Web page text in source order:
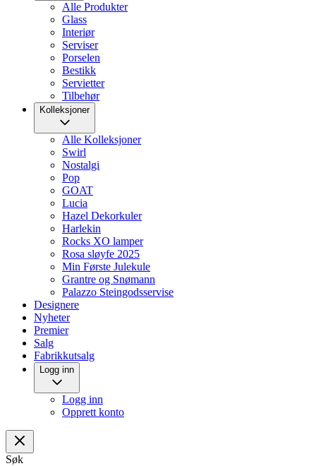
Alle Produkter
Glass
Interiør
Serviser
Porselen
Bestikk
Servietter
Tilbehør
Kolleksjoner
Alle Kolleksjoner
Swirl
Nostalgi
Pop
GOAT
Lucia
Hazel Dekorkuler
Harlekin
Rocks XO lamper
Rosa sløyfe 2025
Min Første Julekule
Grantre og Snømann
Palazzo Steingodsservise
Designere
Nyheter
Premier
Salg
Fabrikkutsalg
Logg inn
Logg inn
Opprett konto
Søk